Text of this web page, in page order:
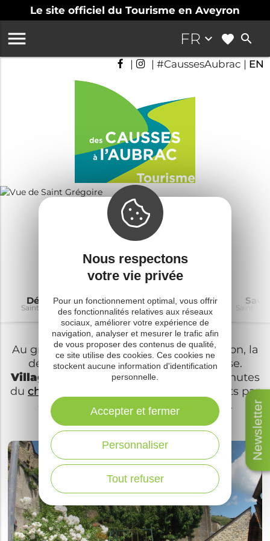
Le site officiel du Tourisme en Aveyron
Newsletter
FR keyboard_arrow_down search

| | #CaussesAubrac | EN
Saint-Grégoire
Guide touristique
Découvrir
Saint Grégoire
À voir à faire
Saint Grégoire
Où dormir
Saint Grégoire Saint
Au gré de vos balades à Sévérac d’Aveyron, la
découverte de Saint-Grégoire s’impose.
Village médiéval fleuri, à quelques minutes
du château de Sévérac
, vous serez séduits par
ce hameau aux charmantes ruelles.
Nous respectons
votre vie privée
Pour un fonctionnement optimal, vous offrir
des fonctionnalités relatives aux réseaux
sociaux, améliorer votre expérience de
navigation, analyser et mesurer le trafic afin
de vous proposer des contenus de qualité,
ce site utilise des cookies. Ces cookies ne
stockent aucune information d'identification
personnelle.
Tout refuser
Personnaliser
Accepter et fermer